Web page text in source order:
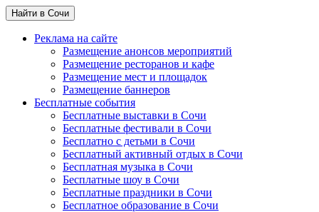
Найти в Сочи
Реклама на сайте
Размещение анонсов мероприятий
Размещение ресторанов и кафе
Размещение мест и площадок
Размещение баннеров
Бесплатные события
Бесплатные выставки в Сочи
Бесплатные фестивали в Сочи
Бесплатно с детьми в Сочи
Бесплатный активный отдых в Сочи
Бесплатная музыка в Сочи
Бесплатные шоу в Сочи
Бесплатные праздники в Сочи
Бесплатное образование в Сочи